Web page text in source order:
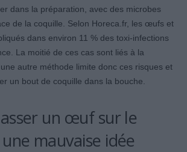
dans la préparation, avec des microbes
de la coquille. Selon Horeca.fr, les œufs et
dans environ 11 % des toxi-infections
La moitié de ces cas sont liés à la
autre méthode limite donc ces risques et
un bout de coquille dans la bouche.
un œuf sur le
mauvaise idée